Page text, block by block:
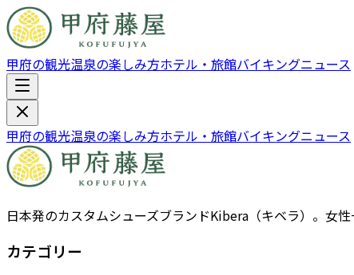
甲府の観光温泉の楽しみ方ホテル・旅館バイキングニュース
甲府の観光温泉の楽しみ方ホテル・旅館バイキングニュース
日本発のカスタムシューズブランドKibera（キベラ）。女
カテゴリー